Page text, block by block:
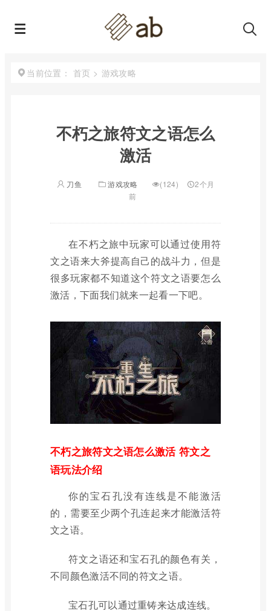
当前位置： 首页 > 游戏攻略
不朽之旅符文之语怎么
激活
刀鱼 游戏攻略 (124)
2个月
前
在不朽之旅中玩家可以通过使用符
文之语来大斧提高自己的战斗力，但是
很多玩家都不知道这个符文之语要怎么
激活，下面我们就来一起看一下吧。
不朽之旅符文之语怎么激活 符文之
语玩法介绍
你的宝石孔没有连线是不能激活
的，需要至少两个孔连起来才能激活符
文之语。
符文之语还和宝石孔的颜色有关，
不同颜色激活不同的符文之语。
宝石孔可以通过重铸来达成连线。